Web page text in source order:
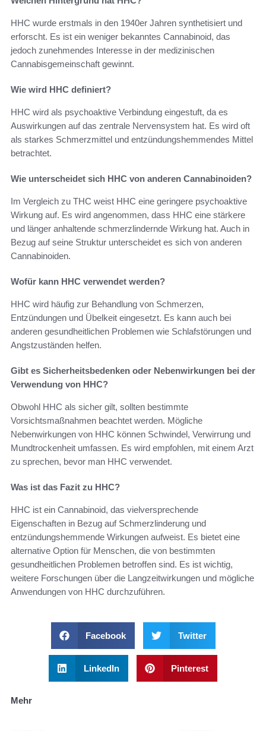
HHC wurde erstmals in den 1940er Jahren synthetisiert und
erforscht. Es ist ein weniger bekanntes Cannabinoid, das
jedoch zunehmendes Interesse in der medizinischen
Cannabisgemeinschaft gewinnt.
Wie wird HHC definiert?
HHC wird als psychoaktive Verbindung eingestuft, da es
Auswirkungen auf das zentrale Nervensystem hat. Es wird oft
als starkes Schmerzmittel und entzündungshemmendes Mittel
betrachtet.
Wie unterscheidet sich HHC von anderen Cannabinoiden?
Im Vergleich zu THC weist HHC eine geringere psychoaktive
Wirkung auf. Es wird angenommen, dass HHC eine stärkere
und länger anhaltende schmerzlindernde Wirkung hat. Auch in
Bezug auf seine Struktur unterscheidet es sich von anderen
Cannabinoiden.
Wofür kann HHC verwendet werden?
HHC wird häufig zur Behandlung von Schmerzen,
Entzündungen und Übelkeit eingesetzt. Es kann auch bei
anderen gesundheitlichen Problemen wie Schlafstörungen und
Angstzuständen helfen.
Gibt es Sicherheitsbedenken oder Nebenwirkungen bei der
Verwendung von HHC?
Obwohl HHC als sicher gilt, sollten bestimmte
Vorsichtsmaßnahmen beachtet werden. Mögliche
Nebenwirkungen von HHC können Schwindel, Verwirrung und
Mundtrockenheit umfassen. Es wird empfohlen, mit einem Arzt
zu sprechen, bevor man HHC verwendet.
Was ist das Fazit zu HHC?
HHC ist ein Cannabinoid, das vielversprechende
Eigenschaften in Bezug auf Schmerzlinderung und
entzündungshemmende Wirkungen aufweist. Es bietet eine
alternative Option für Menschen, die von bestimmten
gesundheitlichen Problemen betroffen sind. Es ist wichtig,
weitere Forschungen über die Langzeitwirkungen und mögliche
Anwendungen von HHC durchzuführen.
Facebook Twitter
LinkedIn Pinterest
Mehr